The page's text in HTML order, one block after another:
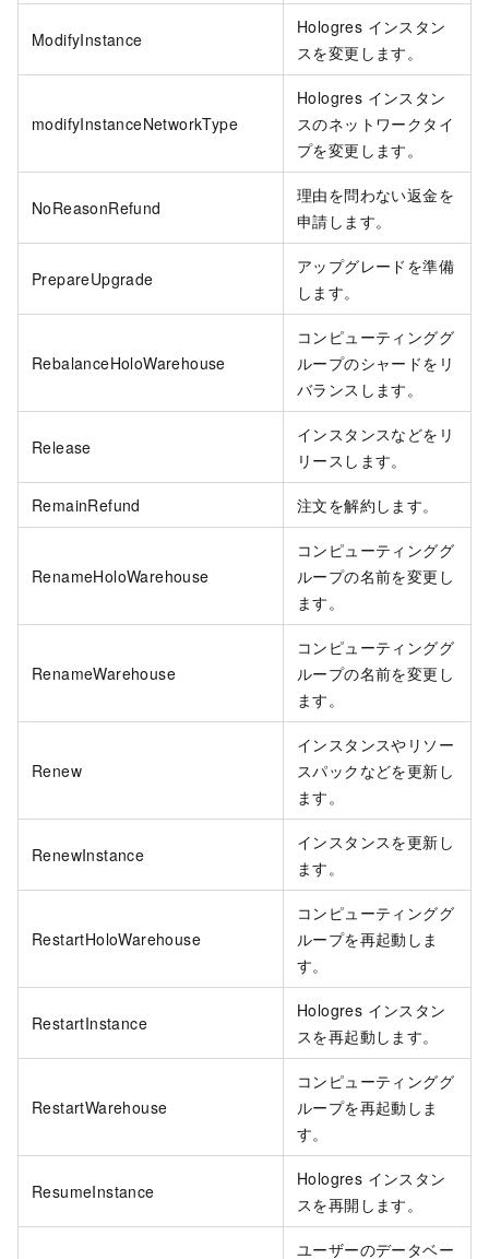
ModifyInstance
Hologres インスタン
スを変更します。
modifyInstanceNetworkType
Hologres インスタン
スのネットワークタイ
プを変更します。
NoReasonRefund
理由を問わない返金を
申請します。
PrepareUpgrade
アップグレードを準備
します。
RebalanceHoloWarehouse
コンピューティンググ
ループのシャードをリ
バランスします。
Release
インスタンスなどをリ
リースします。
RemainRefund 注文を解約します。
RenameHoloWarehouse
コンピューティンググ
ループの名前を変更し
ます。
RenameWarehouse
コンピューティンググ
ループの名前を変更し
ます。
Renew
インスタンスやリソー
スパックなどを更新し
ます。
RenewInstance
インスタンスを更新し
ます。
RestartHoloWarehouse
コンピューティンググ
ループを再起動しま
す。
RestartInstance
Hologres インスタン
スを再起動します。
RestartWarehouse
コンピューティンググ
ループを再起動しま
す。
ResumeInstance
Hologres インスタン
スを再開します。
ユーザーのデータベー